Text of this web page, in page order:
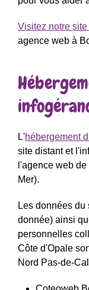
Visitez notre
agence web à
L'hébergement
site distant et
l'agence web
Mer).
Les données
donnée) ainsi
personnelles
Côte d'Opale
Nord Pas-de-